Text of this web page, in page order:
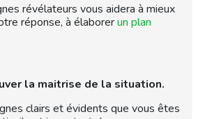
révélateurs vous aidera à mieux
réponse, à élaborerun plan
la maitrise de la situation.
clairs et évidents que vous êtes